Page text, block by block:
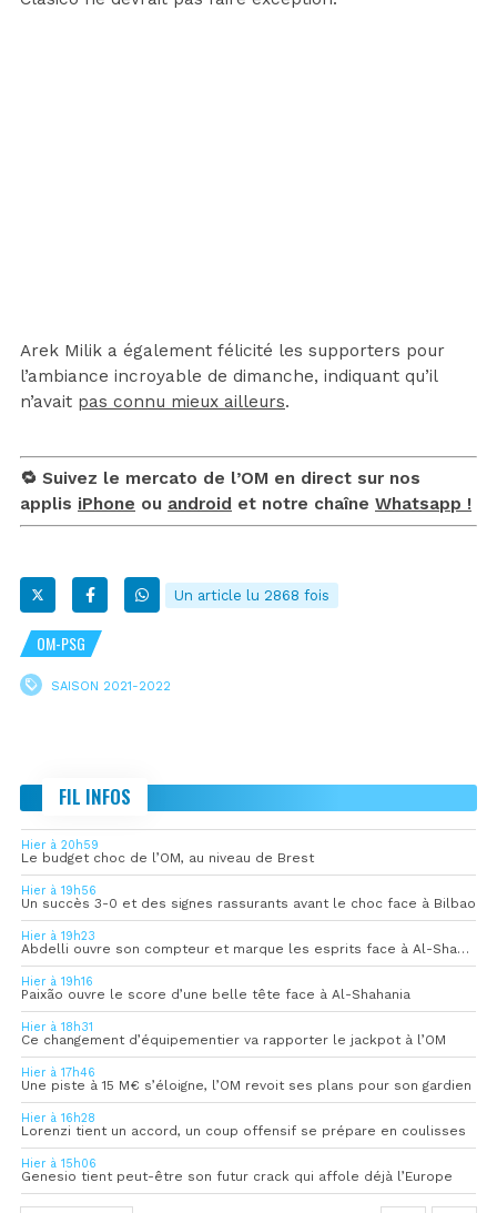
Arek Milik a également félicité les supporters pour
l’ambiance incroyable de dimanche, indiquant qu’il
n’avait pas connu mieux ailleurs.
🔁 Suivez le mercato de l’OM en direct sur nos
applis iPhone ou android et notre chaîne Whatsapp !
Un article lu 2868 fois
OM-PSG
SAISON 2021-2022
FIL INFOS
Hier à 20h59
Le budget choc de l’OM, au niveau de Brest
Hier à 19h56
Un succès 3-0 et des signes rassurants avant le choc face à Bilbao
Hier à 19h23
Abdelli ouvre son compteur et marque les esprits face à Al-Shahania
Hier à 19h16
Paixão ouvre le score d’une belle tête face à Al-Shahania
Hier à 18h31
Ce changement d’équipementier va rapporter le jackpot à l’OM
Hier à 17h46
Une piste à 15 M€ s’éloigne, l’OM revoit ses plans pour son gardien
Hier à 16h28
Lorenzi tient un accord, un coup offensif se prépare en coulisses
Hier à 15h06
Genesio tient peut-être son futur crack qui affole déjà l’Europe